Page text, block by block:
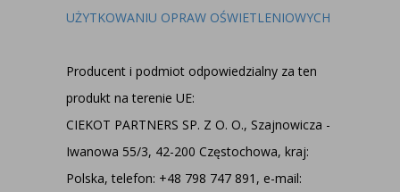
UŻYTKOWANIU OPRAW OŚWIETLENIOWYCH
Producent i podmiot odpowiedzialny za ten
produkt na terenie UE:
CIEKOT PARTNERS SP. Z O. O., Szajnowicza -
Iwanowa 55/3, 42-200 Częstochowa, kraj:
Polska, telefon: +48 798 747 891, e-mail: